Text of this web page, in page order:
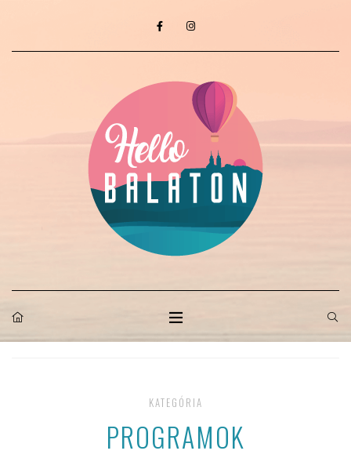
KATEGÓRIA
PROGRAMOK